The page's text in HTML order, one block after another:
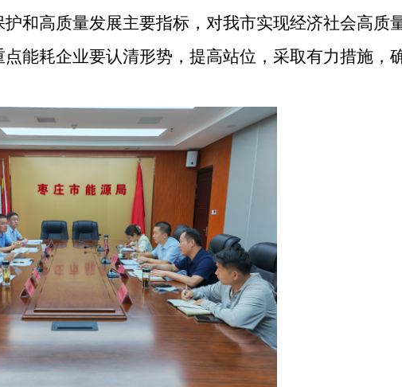
和高质量发展主要指标，对我市实现经济社会高质
能耗企业要认清形势， 提高站位，采取有力措施，